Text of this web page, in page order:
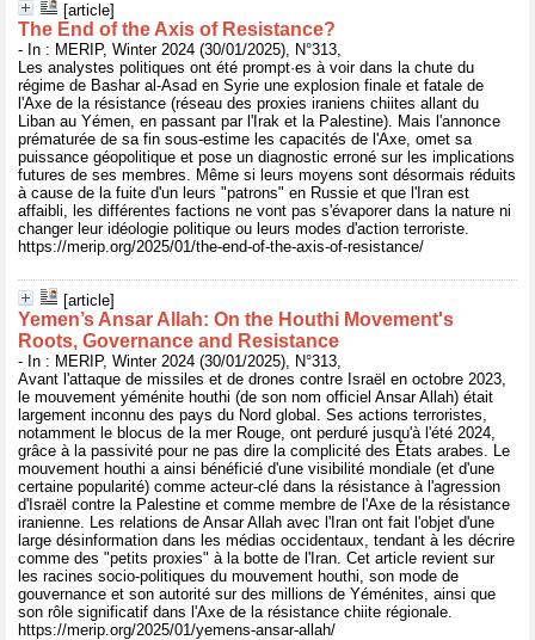
[article]
The End of the Axis of Resistance?
- In : MERIP, Winter 2024 (30/01/2025), N°313,
Les analystes politiques ont été prompt·es à voir dans la chute du
régime de Bashar al-Asad en Syrie une explosion finale et fatale de
l'Axe de la résistance (réseau des proxies iraniens chiites allant du
Liban au Yémen, en passant par l'Irak et la Palestine). Mais l'annonce
prématurée de sa fin sous-estime les capacités de l'Axe, omet sa
puissance géopolitique et pose un diagnostic erroné sur les implications
futures de ses membres. Même si leurs moyens sont désormais réduits
à cause de la fuite d'un leurs "patrons" en Russie et que l'Iran est
affaibli, les différentes factions ne vont pas s'évaporer dans la nature ni
changer leur idéologie politique ou leurs modes d'action terroriste.
https://merip.org/2025/01/the-end-of-the-axis-of-resistance/
[article]
Yemen’s Ansar Allah: On the Houthi Movement's
Roots, Governance and Resistance
- In : MERIP, Winter 2024 (30/01/2025), N°313,
Avant l'attaque de missiles et de drones contre Israël en octobre 2023,
le mouvement yéménite houthi (de son nom officiel Ansar Allah) était
largement inconnu des pays du Nord global. Ses actions terroristes,
notamment le blocus de la mer Rouge, ont perduré jusqu'à l'été 2024,
grâce à la passivité pour ne pas dire la complicité des États arabes. Le
mouvement houthi a ainsi bénéficié d'une visibilité mondiale (et d'une
certaine popularité) comme acteur-clé dans la résistance à l'agression
d'Israël contre la Palestine et comme membre de l'Axe de la résistance
iranienne. Les relations de Ansar Allah avec l'Iran ont fait l'objet d'une
large désinformation dans les médias occidentaux, tendant à les décrire
comme des "petits proxies" à la botte de l'Iran. Cet article revient sur
les racines socio-politiques du mouvement houthi, son mode de
gouvernance et son autorité sur des millions de Yéménites, ainsi que
son rôle significatif dans l'Axe de la résistance chiite régionale.
https://merip.org/2025/01/yemens-ansar-allah/